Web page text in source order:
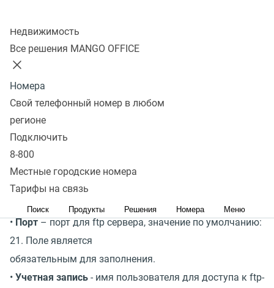
Недвижимость
Все решения MANGO OFFICE
Номера
Свой телефонный номер в любом
регионе
Подключить
8-800
Местные городские номера
Тарифы на связь
Поиск Продукты Решения Номера Меню
Настройка в Личном Кабинете
Подключение производится в Личном Кабинете в
Настройки - Способ Хранения
• IP-адрес или доменное имя
ввести имя или IP-адрес FTPсервера. Поле является
обязательным для заполнения.
• Порт – порт для ftp сервера, значение по умолчанию:
21. Поле является
обязательным для заполнения.
• Учетная запись - имя пользователя для доступа к ftp-